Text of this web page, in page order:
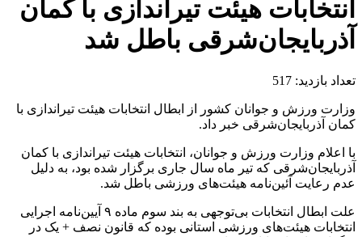
انتخابات هیئت تیراندازی با کمان
آذربایجان‌شرقی باطل شد
تعداد بازدید: 517
وزارت ورزش و جوانان کشور از ابطال انتخابات هیئت تیراندازی با
کمان آذربایجان‌شرقی خبر داد.
با اعلام وزارت ورزش و جوانان، انتخابات هیئت تیراندازی با کمان
آذربایجان‌شرقی که تیر ماه سال جاری برگزار شده بود، به دلیل
عدم رعایت آئین‌نامه هیئت‌های ورزشی باطل شد.
علت ابطال انتخابات بی‌‎توجهی به بند سوم ماده ۹ آیین‌نامه اجرایی
انتخابات هیئت‌های ورزشی استانی بوده که قانون نصف + یک در